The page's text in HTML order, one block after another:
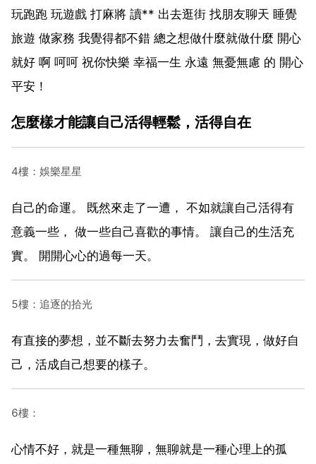
玩跑跑 玩遊戲 打麻將 讀** 出去逛街 找朋友聊天 睡覺
旅遊 做家務 我覺得都不錯 總之想做什麼就做什麼 開心
就好 啊 呵呵 祝你快樂 幸福一生 永遠 無憂無慮 的 開心
平安！
怎麼樣才能讓自己活得輕鬆，活得自在
4樓：娛樂星星
自己的命運。 既然來走了一遭， 不如就讓自己活得有
意義一些， 做一些自己喜歡的事情。 讓自己的生活充
實。 開開心心的過每一天。
5樓：追逐的拾光
有直接的夢想，並不斷去努力去奮鬥，去實現，做好自
己，活成自己想要的樣子。
6樓：
心情不好，就是一種無聊，無聊就是一種心理上的孤